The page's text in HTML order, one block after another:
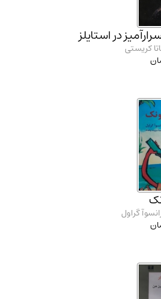
در استایلز
کریستی
گراول